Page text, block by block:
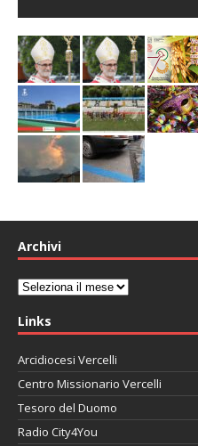
Archivi
Archivi
Links
Arcidiocesi Vercelli
Centro Missionario Vercelli
Tesoro del Duomo
Radio City4You